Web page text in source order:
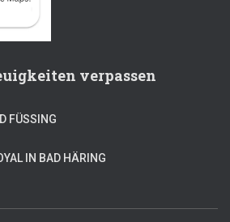
verpassen
FÜSSING
IN BAD HÄRING